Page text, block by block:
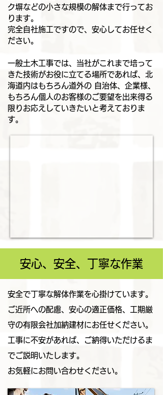
ク塀などの小さな規模の解体まで行ってお
ります。
完全自社施工ですので、安心してお任せく
ださい。
一般土木工事では、当社がこれまで培って
きた技術がお役に立てる場所であれば、北
海道内はもちろん道外の 自治体、企業様、
もちろん個人のお客様のご要望を出来得る
限りお応えしていきたいと考えておりま
す。
安心、安全、丁寧な作業
安全で丁寧な解体作業を心掛けています。
ご近所への配慮、安心の適正価格、工期厳
守の有限会社加納建材にお任せください。
工事に不安があれば、ご納得いただけるま
でご説明いたします。
​お気軽にお問い合わせください。